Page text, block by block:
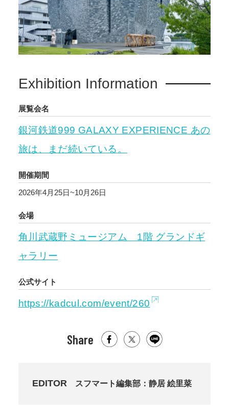
Exhibition Information
展覧会名
銀河鉄道999 GALAXY EXPERIENCE あの
旅は、まだ続いている。
開催期間
2026年4月25日~10月26日
会場
角川武蔵野ミュージアム 1階 グランドギ
ャラリー
公式サイト
https://kadcul.com/event/260
Share
EDITOR スフマート編集部：静居 絵里菜